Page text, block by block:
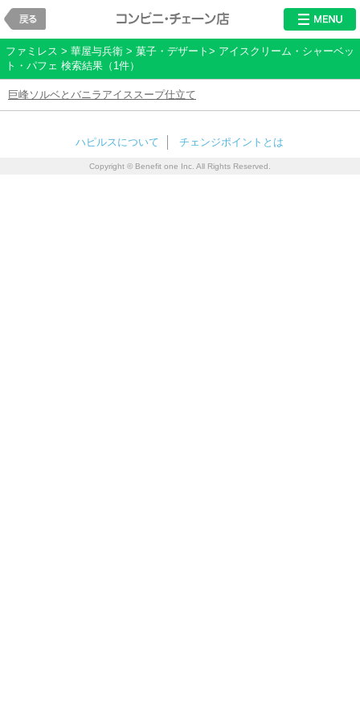
レストラン・チ
ファミレス > 華屋与兵衛 > 菓子・デザート> アイスクリーム・シャーベッ
ト・パフェ 検索結果（1件）
巨峰ソルベとバニラアイススープ仕立て
ハピルスについて チェンジポイントとは
Copyright © Benefit one Inc. All Rights Reserved.